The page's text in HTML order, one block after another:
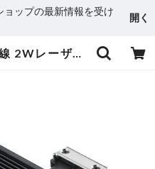
ョップの最新情報を受け
開く
beamo II 用赤外線 2Wレーザーヘッド | 3DPRINTER SHOP id.arts